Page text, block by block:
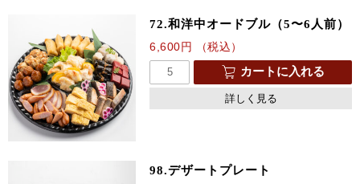
い
順
72.和洋中オードブル（5〜6人前）
6,600円
（税込）
カートに入れる
詳しく見る
98.デザートプレート